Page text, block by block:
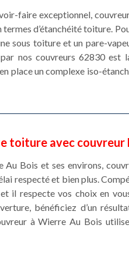
faire exceptionnel,
d’étanchéité toiture.
sous toiture et un pare-
nos couvreurs 62830 est
place un complexe iso-
toiture avec
Bois et ses environs,
respecté et bien plus.
il respecte vos choix en
bénéficiez d’un
à Wierre Au Bois